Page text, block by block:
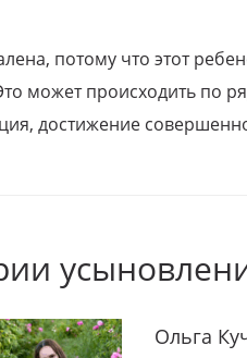
потому что этот
может происходить по
достижение
Ольга